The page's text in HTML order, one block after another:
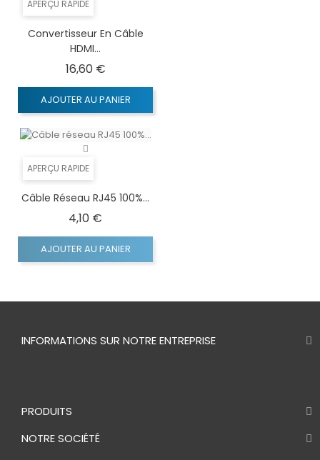
APERÇU RAPIDE
Convertisseur En Câble
HDMI...
16,60 €Prix
AJOUTER AU PANIER
APERÇU RAPIDE
Câble Réseau RJ45 100%...
4,10 €
AJOUTER AU PANIER
INFORMATIONS SUR NOTRE ENTREPRISE
PRODUITS
NOTRE SOCIÉTÉ